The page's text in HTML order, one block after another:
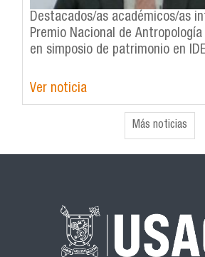
Destacados/as académicos/as
Premio Nacional de
en simposio de patrimonio en
Ver noticia
Más noticias